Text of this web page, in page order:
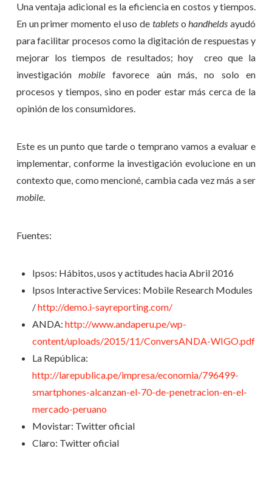
Una ventaja adicional es la eficiencia en costos y tiempos.
En un primer momento el uso de tabletsohandhelds ayudó
para facilitar procesos como la digitación de respuestas y
mejorar los tiempos de resultados; hoy creo que la
investigaciónmobile favorece aún más, no solo en
procesos y tiempos, sino en poder estar más cerca de la
opinión de los consumidores.
Este es un punto que tarde o temprano vamos a evaluar e
implementar, conforme la investigación evolucione en un
contexto que, como mencioné, cambia cada vez más a ser
mobile.
Fuentes:
Ipsos: Hábitos, usos y actitudes hacia Abril 2016
Ipsos Interactive Services: Mobile Research Modules
/http://demo.i-sayreporting.com/
ANDA:http://www.andaperu.pe/wp-
content/uploads/2015/11/ConversANDA-WIGO.pdf
La República:
http://larepublica.pe/impresa/economia/796499-
smartphones-alcanzan-el-70-de-penetracion-en-el-
mercado-peruano
Movistar: Twitter oficial
Claro: Twitter oficial